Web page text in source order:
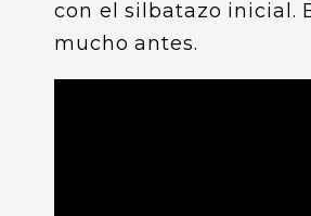
con el silbatazo inicial.
mucho antes.